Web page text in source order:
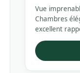
Vue
Chambres
excellent